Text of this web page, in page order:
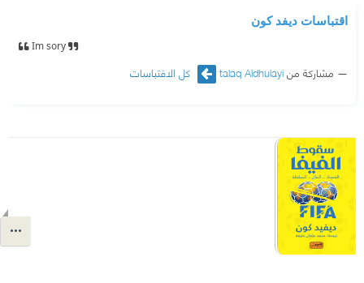
اقتباسات ديفد كون
Im sory
مشاركة منtalaq Aldhulayi كل الاقتباسات